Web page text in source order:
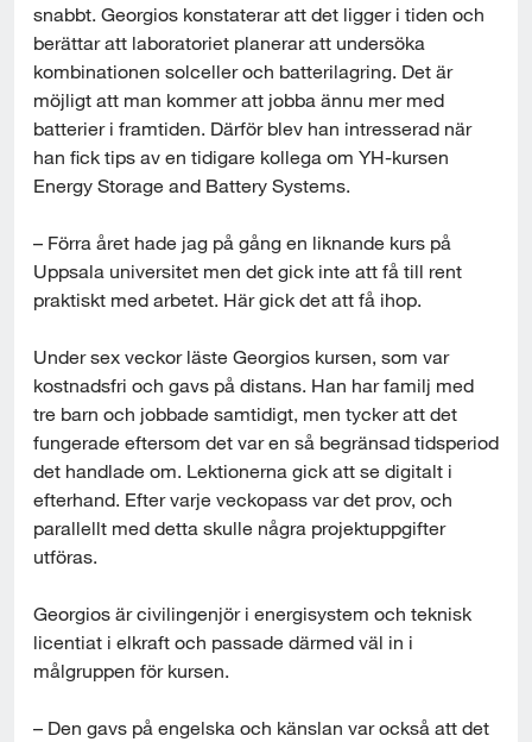
snabbt. Georgios konstaterar att det ligger i tiden och
berättar att laboratoriet planerar att undersöka
kombinationen solceller och batterilagring. Det är
möjligt att man kommer att jobba ännu mer med
batterier i framtiden. Därför blev han intresserad när
han fick tips av en tidigare kollega om YH-kursen
Energy Storage and Battery Systems.
– Förra året hade jag på gång en liknande kurs på
Uppsala universitet men det gick inte att få till rent
praktiskt med arbetet. Här gick det att få ihop.
Under sex veckor läste Georgios kursen, som var
kostnadsfri och gavs på distans. Han har familj med
tre barn och jobbade samtidigt, men tycker att det
fungerade eftersom det var en så begränsad tidsperiod
det handlade om. Lektionerna gick att se digitalt i
efterhand. Efter varje veckopass var det prov, och
parallellt med detta skulle några projektuppgifter
utföras.
Georgios är civilingenjör i energisystem och teknisk
licentiat i elkraft och passade därmed väl in i
målgruppen för kursen.
– Den gavs på engelska och känslan var också att det